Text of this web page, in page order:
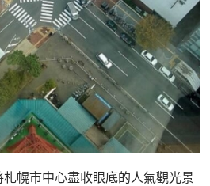
幌市中心盡收眼底的人氣觀光景